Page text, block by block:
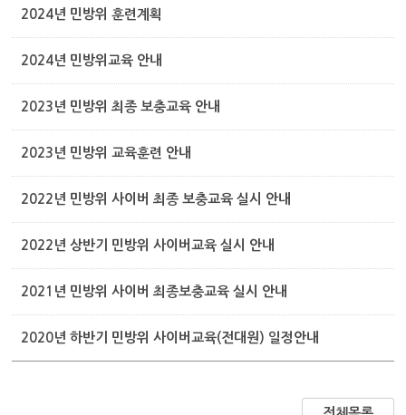
2024년 민방위 훈련계획
2024년 민방위교육 안내
2023년 민방위 최종 보충교육 안내
2023년 민방위 교육훈련 안내
2022년 민방위 사이버 최종 보충교육 실시 안내
2022년 상반기 민방위 사이버교육 실시 안내
2021년 민방위 사이버 최종보충교육 실시 안내
2020년 하반기 민방위 사이버교육(전대원) 일정안내